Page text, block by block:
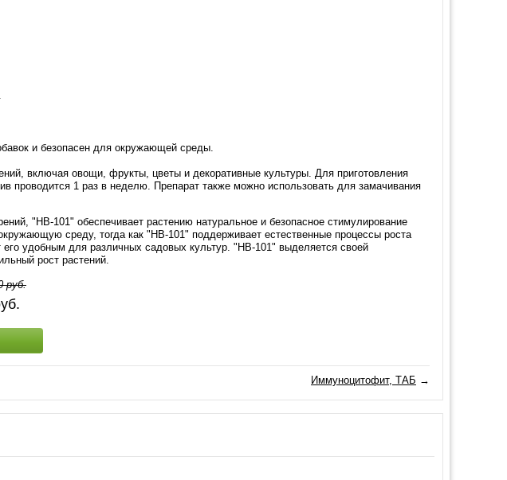
и безопасен для окружающей среды.
включая овощи, фрукты, цветы и декоративные культуры. Для приготовления
проводится 1 раз в неделю. Препарат также можно использовать для замачивания
"HB-101" обеспечивает растению натуральное и безопасное стимулирование
среду, тогда как "HB-101" поддерживает естественные процессы роста
удобным для различных садовых культур. "HB-101" выделяется своей
рост растений.
руб.
Иммуноцитофит, ТАБ →